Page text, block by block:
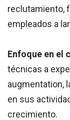
reclutamiento,
empleados a
Enfoque en el
técnicas a
augmentation,
en sus
crecimiento.